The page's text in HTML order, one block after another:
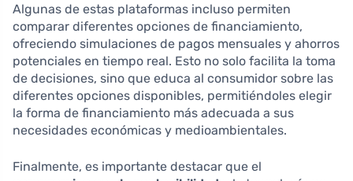
Algunas de estas plataformas incluso permiten
comparar diferentes opciones de financiamiento,
ofreciendo simulaciones de pagos mensuales y ahorros
potenciales en tiempo real. Esto no solo facilita la toma
de decisiones, sino que educa al consumidor sobre las
diferentes opciones disponibles, permitiéndoles elegir
la forma de financiamiento más adecuada a sus
necesidades económicas y medioambientales.
Finalmente, es importante destacar que el